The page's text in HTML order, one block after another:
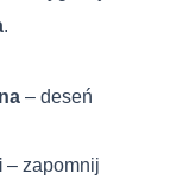
.
– deseń
– zapomnij